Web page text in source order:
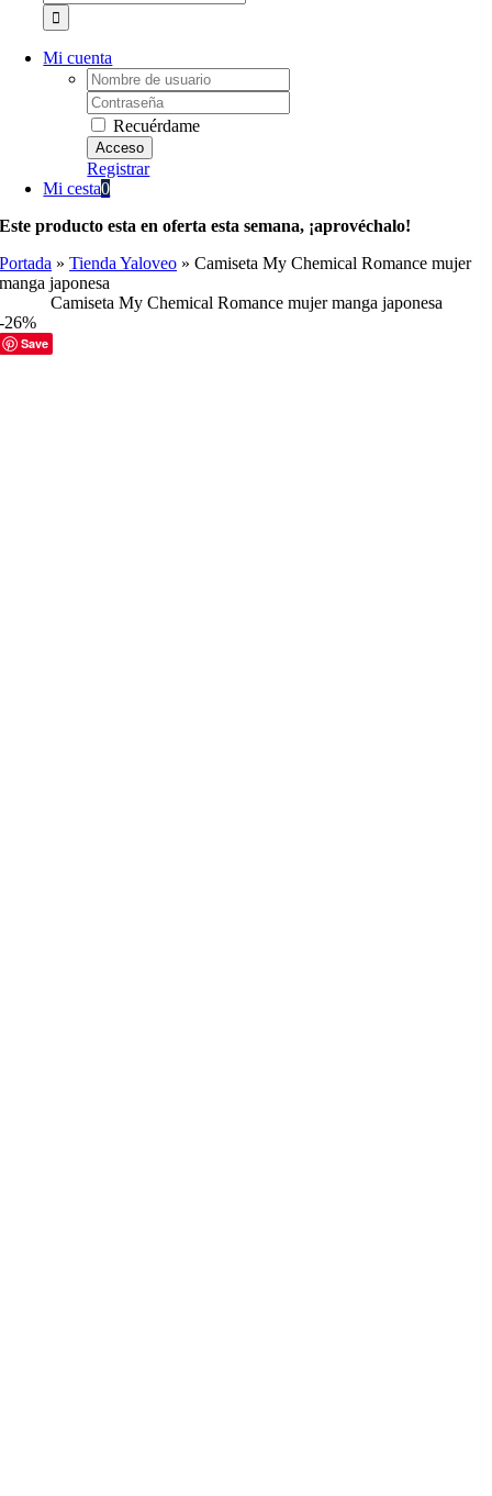
Mi cuenta
Username:
Password:
Recuérdame
Registrar
Mi cesta0
Este producto esta en oferta esta semana, ¡aprovéchalo!
Portada »Tienda Yaloveo »Camiseta My Chemical Romance mujer
manga japonesa
Camiseta My Chemical Romance mujer manga japonesa
-26%
Save